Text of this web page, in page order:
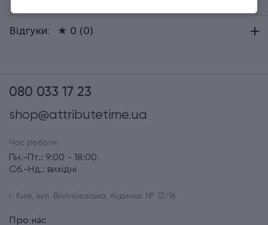
Тип випуску товару
Відгуки: ★ 0 (0)
080 033 17 23
shop@attributetime.ua
Час роботи:
Пн.-Пт.: 9:00 - 18:00
Сб.-Нд.: вихідні
г. Київ, вул. Волноваська, будинок № 12/16
Про нас